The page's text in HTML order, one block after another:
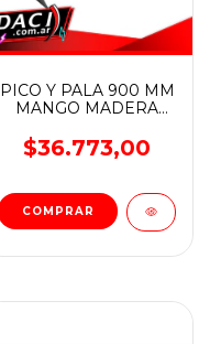
PICO Y PALA 900 MM
MANGO MADERA
$36.773,00